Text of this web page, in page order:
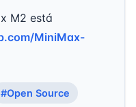
M2 está
MiniMax-
#Open Source